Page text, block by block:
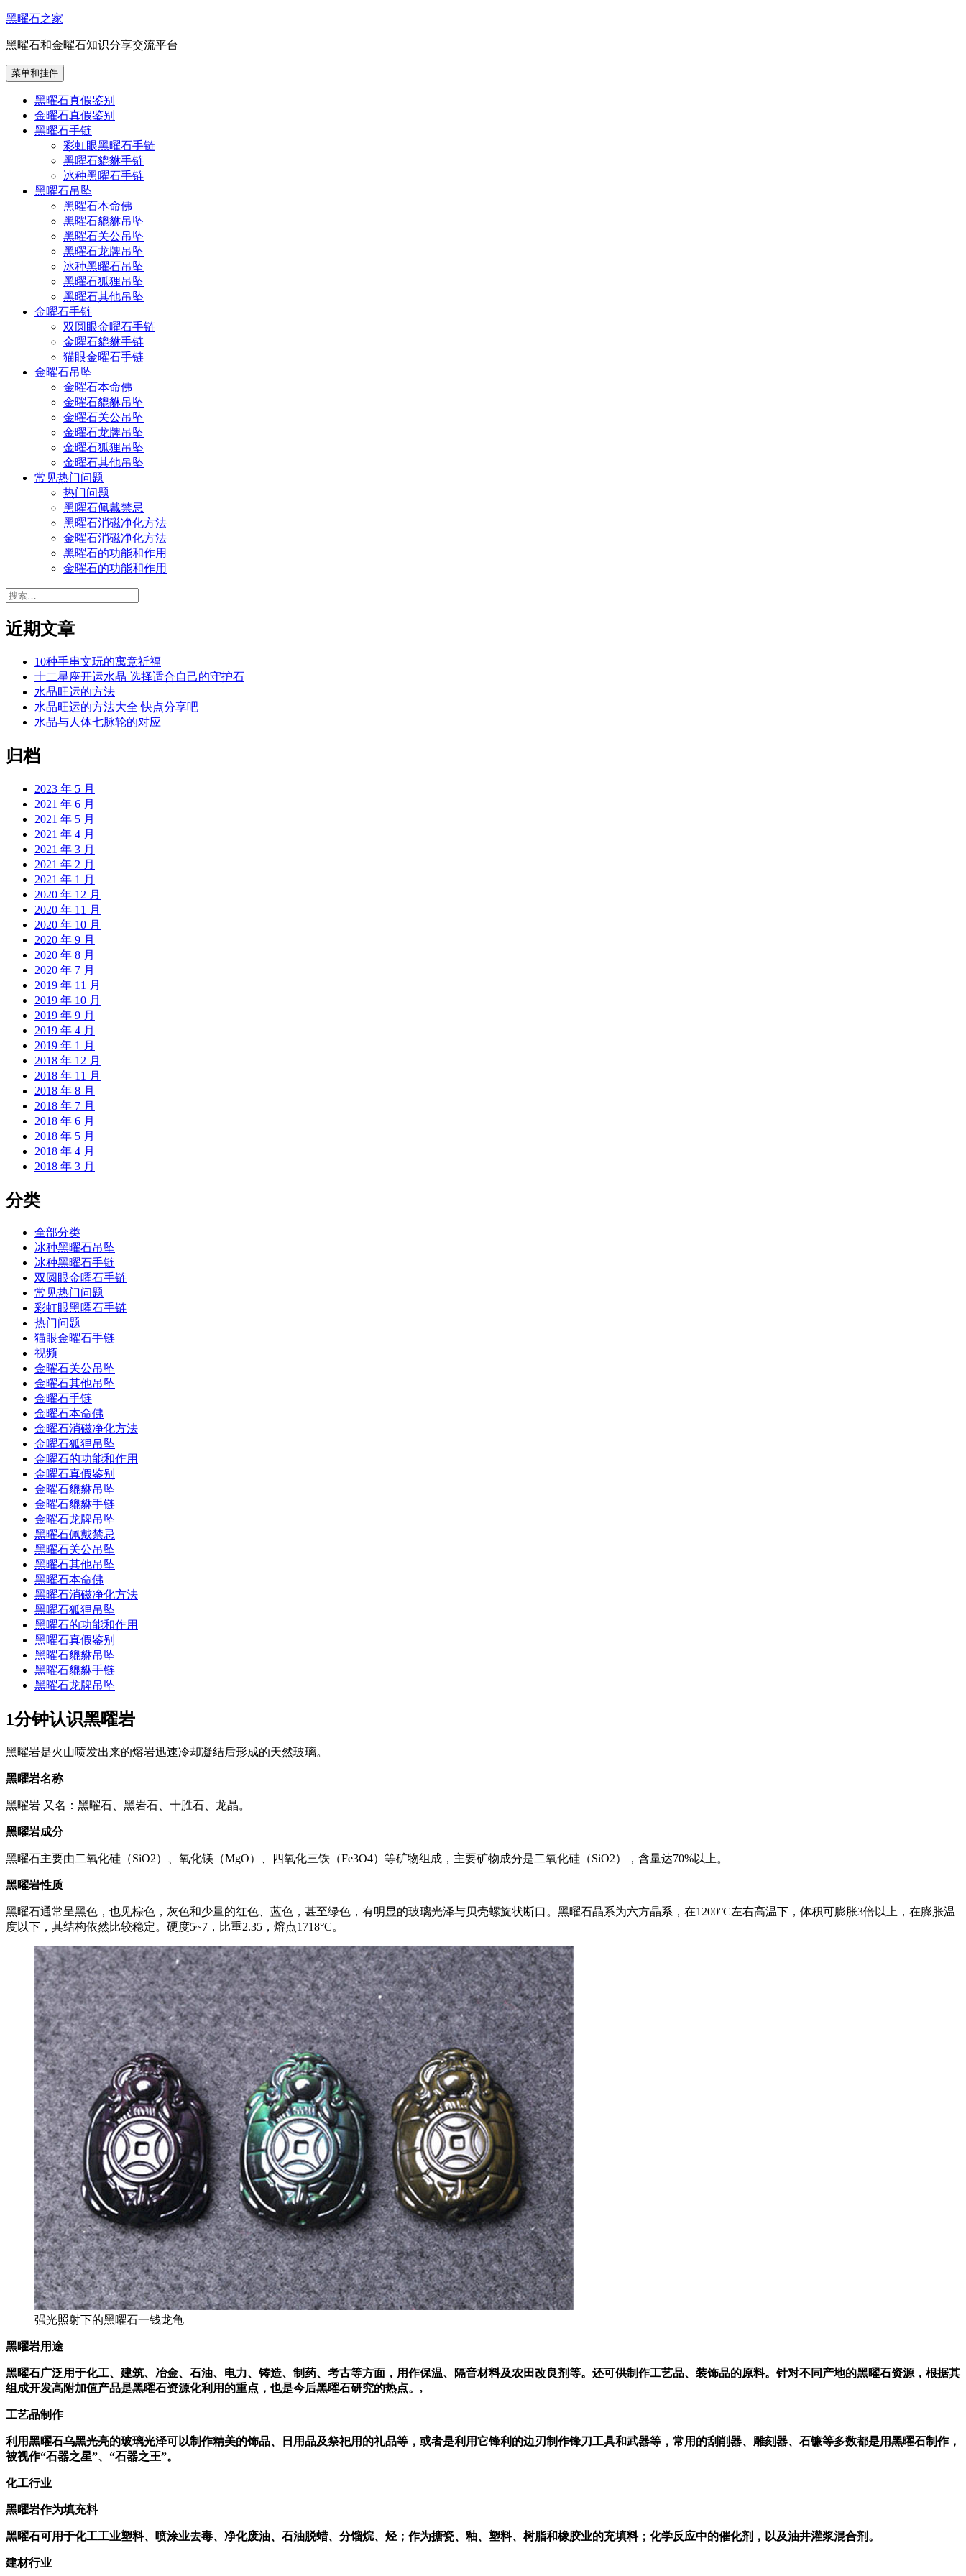
跳
内
容
黑曜石之家
黑曜石和金曜石知识分享交流平台
菜单和挂件
黑曜石真假鉴别
金曜石真假鉴别
黑曜石手链
彩虹眼黑曜石手链
黑曜石貔貅手链
冰种黑曜石手链
黑曜石吊坠
黑曜石本命佛
黑曜石貔貅吊坠
黑曜石关公吊坠
黑曜石龙牌吊坠
冰种黑曜石吊坠
黑曜石狐狸吊坠
黑曜石其他吊坠
金曜石手链
双圆眼金曜石手链
金曜石貔貅手链
猫眼金曜石手链
金曜石吊坠
金曜石本命佛
金曜石貔貅吊坠
金曜石关公吊坠
金曜石龙牌吊坠
金曜石狐狸吊坠
金曜石其他吊坠
常见热门问题
热门问题
黑曜石佩戴禁忌
黑曜石消磁净化方法
金曜石消磁净化方法
黑曜石的功能和作用
金曜石的功能和作用
搜
近期文章
10种手串文玩的寓意祈福
十二星座开运水晶 选择适合自己的守护石
水晶旺运的方法
水晶旺运的方法大全 快点分享吧
水晶与人体七脉轮的对应
归档
2023 年 5 月
2021 年 6 月
2021 年 5 月
2021 年 4 月
2021 年 3 月
2021 年 2 月
2021 年 1 月
2020 年 12 月
2020 年 11 月
2020 年 10 月
2020 年 9 月
2020 年 8 月
2020 年 7 月
2019 年 11 月
2019 年 10 月
2019 年 9 月
2019 年 4 月
2019 年 1 月
2018 年 12 月
2018 年 11 月
2018 年 8 月
2018 年 7 月
2018 年 6 月
2018 年 5 月
2018 年 4 月
2018 年 3 月
分类
全部分类
冰种黑曜石吊坠
冰种黑曜石手链
双圆眼金曜石手链
常见热门问题
彩虹眼黑曜石手链
热门问题
猫眼金曜石手链
视频
金曜石关公吊坠
金曜石其他吊坠
金曜石手链
金曜石本命佛
金曜石消磁净化方法
金曜石狐狸吊坠
金曜石的功能和作用
金曜石真假鉴别
金曜石貔貅吊坠
金曜石貔貅手链
金曜石龙牌吊坠
黑曜石佩戴禁忌
黑曜石关公吊坠
黑曜石其他吊坠
黑曜石本命佛
黑曜石消磁净化方法
黑曜石狐狸吊坠
黑曜石的功能和作用
黑曜石真假鉴别
黑曜石貔貅吊坠
黑曜石貔貅手链
黑曜石龙牌吊坠
1分钟认识黑曜岩
黑曜岩是火山喷发出来的熔岩迅速冷却凝结后形成的天然玻璃。
黑曜岩名称
黑曜岩 又名：黑曜石、黑岩石、十胜石、龙晶。
黑曜岩成分
黑曜石主要由二氧化硅（SiO2）、氧化镁（MgO）、四氧化三铁（Fe3O4）等矿物组成，主要矿物成分是二氧化硅（SiO2），含量达70%以上。
黑曜岩性质
黑曜石通常呈黑色，也见棕色，灰色和少量的红色、蓝色，甚至绿色，有明显的玻璃光泽与贝壳螺旋状断口。黑曜石晶系为六方晶系，在1200°C左右高温下，体积可膨胀3倍以上，在膨胀温
度以下，其结构依然比较稳定。硬度5~7，比重2.35，熔点1718°C。
强光照射下的黑曜石一钱龙龟
黑曜岩用途
黑曜石广泛用于化工、建筑、冶金、石油、电力、铸造、制药、考古等方面，用作保温、隔音材料及农田改良剂等。还可供制作工艺品、装饰品的原料。针对不同产地的黑曜石资源，根据其
组成开发高附加值产品是黑曜石资源化利用的重点，也是今后黑曜石研究的热点。,
工艺品制作
利用黑曜石乌黑光亮的玻璃光泽可以制作精美的饰品、日用品及祭祀用的礼品等，或者是利用它锋利的边刃制作锋刀工具和武器等，常用的刮削器、雕刻器、石镰等多数都是用黑曜石制作，
被视作“石器之星”、“石器之王”。
化工行业
黑曜岩作为填充料
黑曜石可用于化工工业塑料、喷涂业去毒、净化废油、石油脱蜡、分馏烷、烃；作为搪瓷、釉、塑料、树脂和橡胶业的充填料；化学反应中的催化剂，以及油井灌浆混合剂。
建材行业